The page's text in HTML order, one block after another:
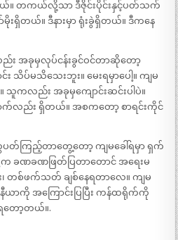
တယ်။ တကယ်လို့သာ ဒီဇိုင်းပိုင်းနှင့်ပတ်သက်
မိုးရှိတယ်။ ဒီနားမှာ ရုံးခွဲရှိတယ်။ ဒီကနေ
း အခုမှလုပ်ငန်းခွင်ဝင်တာဆိုတော့
သိပ်မသိသေးဘူး။ မေးရမှာပေါ့။ ကျမ
သူကလည်း အခုမှကျောင်းဆင်းပါပဲ။
က်လည်း ရှိတယ်။ အစကတော့ စာရင်းကိုင်
တ်ကြည့်တာတွေ့တော့ ကျမခေါ်ရမှာ ရှက်
က ခဏခဏဖြတ်ပြတာတောင် အရေးမ
တစ်ဖက်သတ် ချစ်နေရတာလေ။ ကျမ
ယာကို အကြောင်းပြပြီး ကန်ထရိုက်ကို
တော့တယ်။.